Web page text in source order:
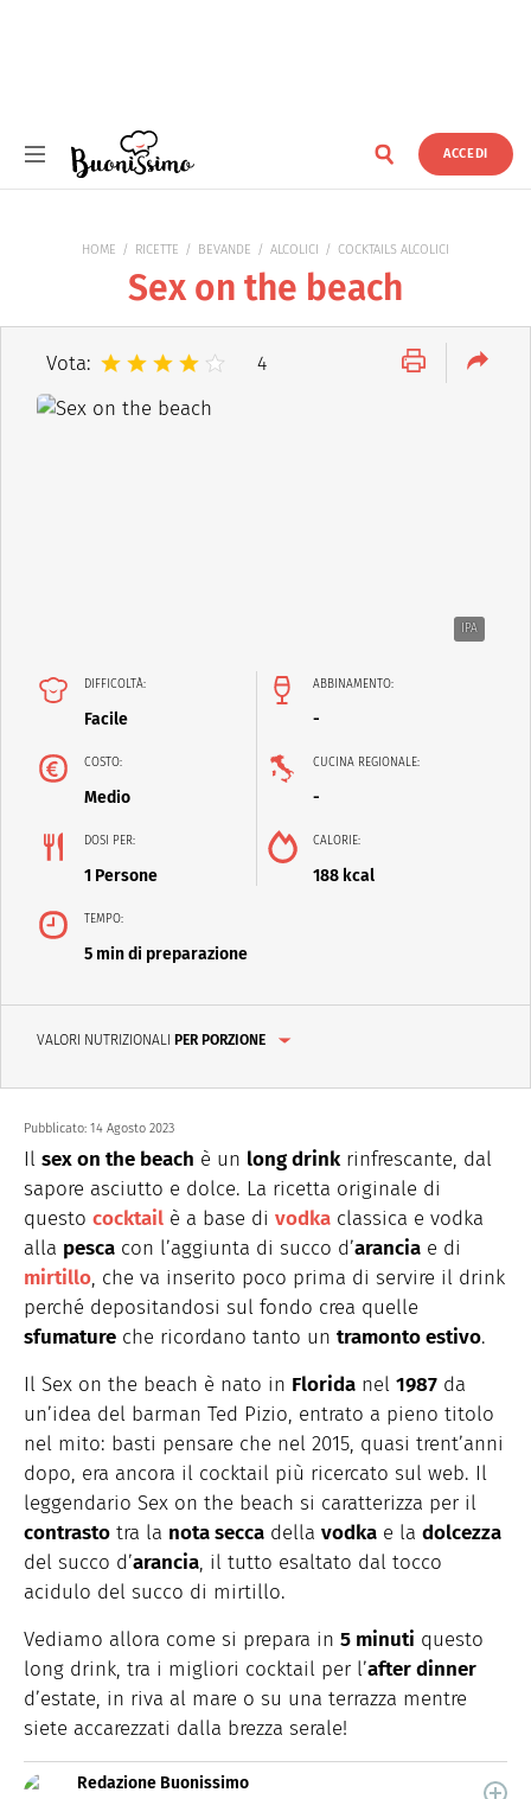
ACCEDI
HOME RICETTE BEVANDE ALCOLICI COCKTAILS ALCOLICI
Sex on the beach
Vota: 4
IPA
DIFFICOLTÀ:
Facile
ABBINAMENTO:
-
COSTO:
Medio
CUCINA REGIONALE:
-
DOSI PER:
1 Persone
CALORIE:
188 kcal
TEMPO:
5 min di preparazione
VALORI NUTRIZIONALI PER PORZIONE
Pubblicato: 14 Agosto 2023
Il sex on the beach è un long drink rinfrescante, dal
sapore asciutto e dolce. La ricetta originale di
questo cocktail è a base di vodka classica e vodka
alla pesca con l’aggiunta di succo d’arancia e di
mirtillo, che va inserito poco prima di servire il drink
perché depositandosi sul fondo crea quelle
sfumature che ricordano tanto un tramonto estivo.
Il Sex on the beach è nato in Florida nel 1987 da
un’idea del barman Ted Pizio, entrato a pieno titolo
nel mito: basti pensare che nel 2015, quasi trent’anni
dopo, era ancora il cocktail più ricercato sul web. Il
leggendario Sex on the beach si caratterizza per il
contrasto tra la nota secca della vodka e la dolcezza
del succo d’arancia, il tutto esaltato dal tocco
acidulo del succo di mirtillo.
Vediamo allora come si prepara in 5 minuti questo
long drink, tra i migliori cocktail per l’after dinner
d’estate, in riva al mare o su una terrazza mentre
siete accarezzati dalla brezza serale!
Redazione Buonissimo